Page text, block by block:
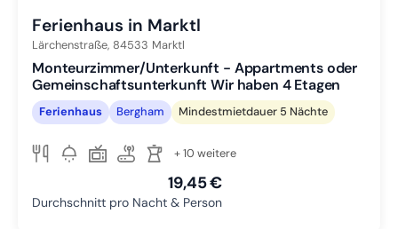
Ferienhaus in Marktl
Lärchenstraße, 84533 Marktl
Monteurzimmer/Unterkunft - Appartments oder
Gemeinschaftsunterkunft Wir haben 4 Etagen
Ferienhaus Bergham Mindestmietdauer 5 Nächte
+ 10 weitere
19,45 €
Durchschnitt pro Nacht & Person